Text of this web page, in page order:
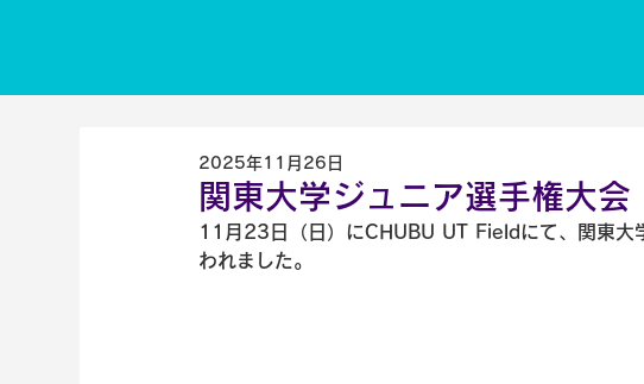
関東大学ジュニア選手権大
2025年11月26日
11月23日（日）にCHUBU UT Fieldにて、関東大
われました。